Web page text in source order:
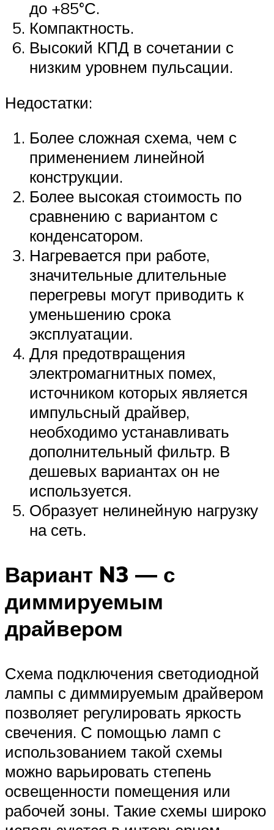
до +85°С.
Компактность.
Высокий КПД в сочетании с
низким уровнем пульсации.
Недостатки:
Более сложная схема, чем с
применением линейной
конструкции.
Более высокая стоимость по
сравнению с вариантом с
конденсатором.
Нагревается при работе,
значительные длительные
перегревы могут приводить к
уменьшению срока
эксплуатации.
Для предотвращения
электромагнитных помех,
источником которых является
импульсный драйвер,
необходимо устанавливать
дополнительный фильтр. В
дешевых вариантах он не
используется.
Образует нелинейную нагрузку
на сеть.
Вариант N3 — с
диммируемым
драйвером
Схема подключения светодиодной
лампы с диммируемым драйвером
позволяет регулировать яркость
свечения. С помощью ламп с
использованием такой схемы
можно варьировать степень
освещенности помещения или
рабочей зоны. Такие схемы широко